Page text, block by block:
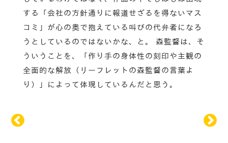
する「会社の方針通りに報道せざるを得ないマス
コミ」が心の奥で抱えている叫びの代弁者になろ
うとしているのではないかな、と。 森監督は、そ
ういうことを、「作り手の身体性の刻印や主観の
全面的な解放（リーフレットの森監督の言葉よ
り）」によって体現しているんだと思う。